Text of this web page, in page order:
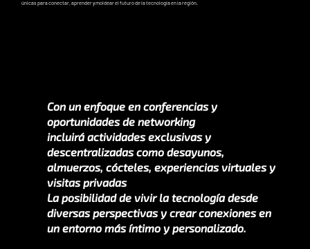
únicas para conectar, aprender y moldear el futuro de la tecnología en la región.
Con un enfoque en conferencias y
oportunidades de networking
incluirá actividades exclusivas y
descentralizadas como desayunos,
almuerzos, cócteles, experiencias virtuales y
visitas privadas
La posibilidad de vivir la tecnología desde
diversas perspectivas y crear conexiones en
un entorno más íntimo y personalizado.